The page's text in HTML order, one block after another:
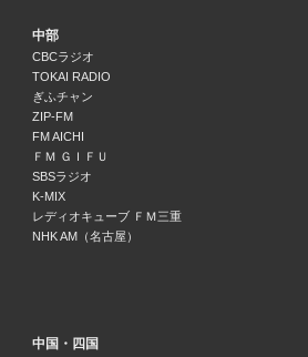
ハム 球場：みずほPayPayﾄﾞｰﾑ 解説：秋山
中部
CBCラジオ
TOKAI RADIO
ぎふチャン
ZIP-FM
FM AICHI
ＦＭ ＧＩＦＵ
SBSラジオ
K-MIX
レディオキューブ ＦＭ三重
NHK AM（名古屋）
中国・四国